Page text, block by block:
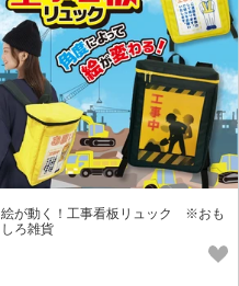
絵が動く！工事看板リュック ※おも
しろ雑貨